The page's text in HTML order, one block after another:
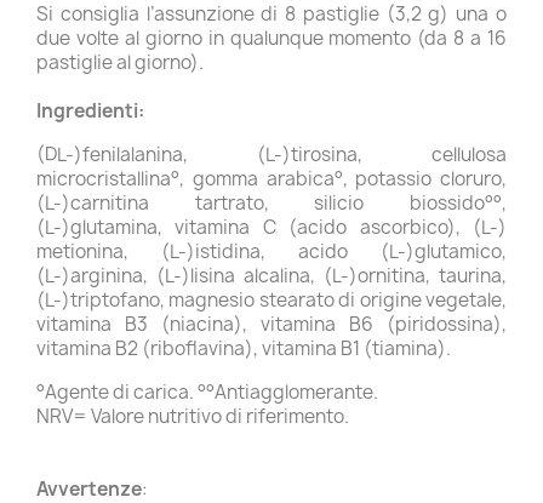
Si consiglia l’assunzione di 8 pastiglie (3,2 g) una o
due volte al giorno in qualunque momento (da 8 a 16
pastiglie al giorno).
Ingredienti:
(DL-)fenilalanina, (L-)tirosina, cellulosa
microcristallina°, gomma arabica°, potassio cloruro,
(L-)carnitina tartrato, silicio biossido°°,
(L-)glutamina, vitamina C (acido ascorbico), (L-)
metionina, (L-)istidina, acido (L-)glutamico,
(L-)arginina, (L-)lisina alcalina, (L-)ornitina, taurina,
(L-)triptofano, magnesio stearato di origine vegetale,
vitamina B3 (niacina), vitamina B6 (piridossina),
vitamina B2 (riboflavina), vitamina B1 (tiamina).
°Agente di carica. °°Antiagglomerante.
NRV= Valore nutritivo di riferimento.
Avvertenze: